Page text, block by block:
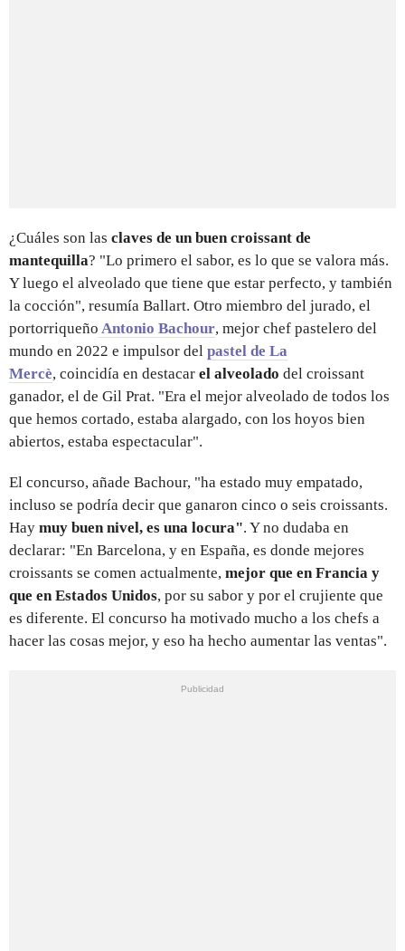
¿Cuáles son las claves de un buen croissant de
mantequilla? "Lo primero el sabor, es lo que se valora más.
Y luego el alveolado que tiene que estar perfecto, y también
la cocción", resumía Ballart. Otro miembro del jurado, el
portorriqueño Antonio Bachour, mejor chef pastelero del
mundo en 2022 e impulsor del pastel de La
Mercè, coincidía en destacar el alveolado del croissant
ganador, el de Gil Prat. "Era el mejor alveolado de todos los
que hemos cortado, estaba alargado, con los hoyos bien
abiertos, estaba espectacular".
El concurso, añade Bachour, "ha estado muy empatado,
incluso se podría decir que ganaron cinco o seis croissants.
Hay muy buen nivel, es una locura". Y no dudaba en
declarar: "En Barcelona, y en España, es donde mejores
croissants se comen actualmente, mejor que en Francia y
que en Estados Unidos, por su sabor y por el crujiente que
es diferente. El concurso ha motivado mucho a los chefs a
hacer las cosas mejor, y eso ha hecho aumentar las ventas".